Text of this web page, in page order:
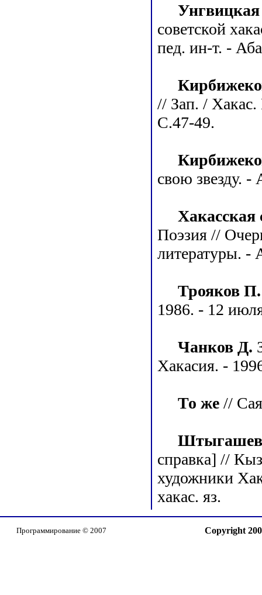
советской
пед. ин-т. -
// Зап. /
С.47-49.
свою звезду.
Хакасская
Поэзия //
литературы. -
Трояков П.
1986. - 12
Чанков Д.
Хакасия. -
То же //
Штыгашев
справка] //
художники
хакас. яз.
Программирование © 2007 Copyright